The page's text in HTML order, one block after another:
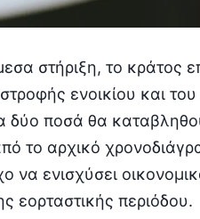
στήριξη, το κράτος
ενοικίου και του
δύο ποσά θα
το αρχικό
να ενισχύσει
εορταστικής περιόδου.